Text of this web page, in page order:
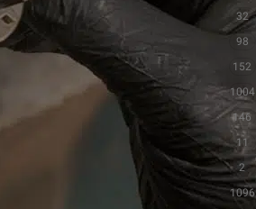
32
98
152
1004
146
11
2
1096